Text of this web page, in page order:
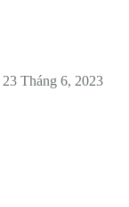
23 Tháng 6, 2023